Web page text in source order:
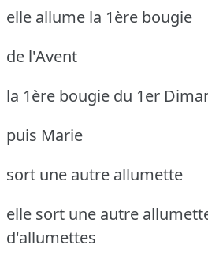
elle allume la 1ère bougie
de l'Avent
la 1ère bougie du 1er
puis Marie
sort une autre allumette
elle sort une autre
d'allumettes